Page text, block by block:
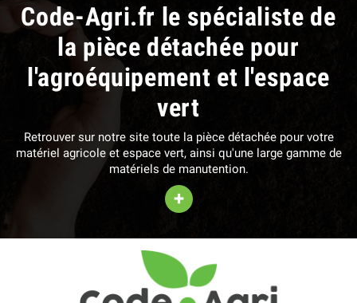
Code-Agri.fr le spécialiste de
la pièce détachée pour
l'agroéquipement et l'espace
vert
Retrouver sur notre site toute la pièce détachée pour votre
matériel agricole et espace vert, ainsi qu'une large gamme de
matériels de manutention.
+